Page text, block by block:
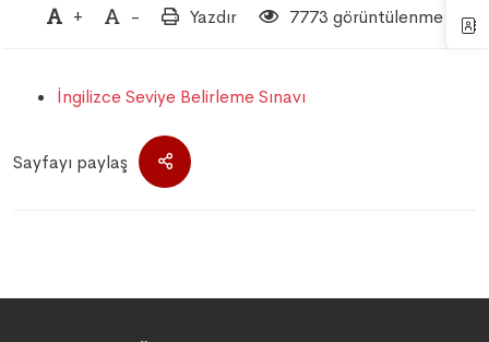
+ - Yazdır 7773 görüntülenme
İngilizce Seviye Belirleme Sınavı
Sayfayı paylaş